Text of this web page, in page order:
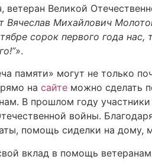
ветеран Великой
Вячеслав Михайлович
сорок первого года
.
памяти» могут не только
на сайте можно сделать
В прошлом году
войны.
помощь сиделки на дому,
вклад в помощь